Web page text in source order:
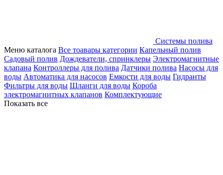
Системы полива
Меню каталога Все тоавары категории Капельный полив
Садовый полив Дождеватели, спринклеры Электромагнитные
клапана Контроллеры для полива Датчики полива Насосы для
воды Автоматика для насосов Емкости для воды Гидранты
Фильтры для воды Шланги для воды Короба
электромагнитных клапанов Комплектующие
Показать все